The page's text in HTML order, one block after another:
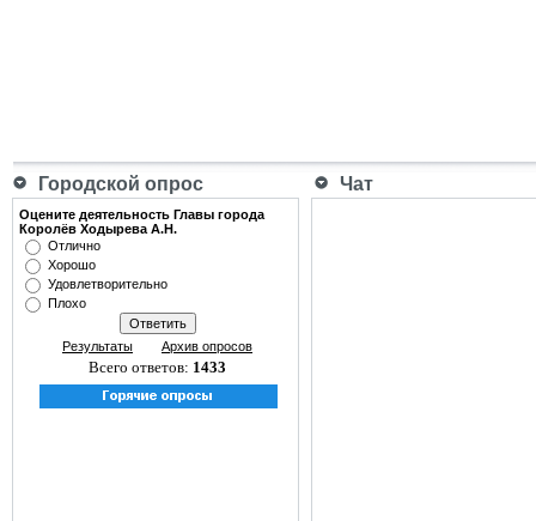
Городской опрос Чат
Оцените деятельность Главы города
Королёв Ходырева А.Н.
Отлично
Хорошо
Удовлетворительно
Плохо
Результаты Архив опросов
Всего ответов: 1433